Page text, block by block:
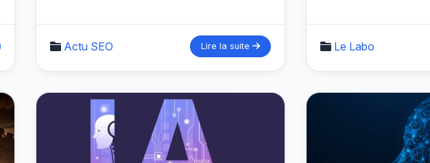
Actu SEO Lire la suite Le Labo